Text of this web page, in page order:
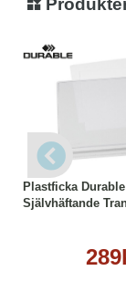
Plastficka
Självhäftande
Läs